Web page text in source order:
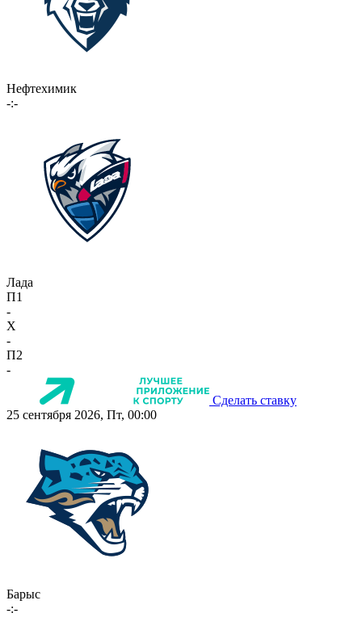
Нефтехимик
-:-
Лада
П1
-
X
-
П2
-
Сделать ставку
25 сентября 2026, Пт, 00:00
Барыс
-:-